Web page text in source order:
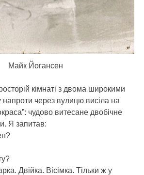
Майк Йогансен
кімнаті з двома широкими
напроти через вулицю висіла на
чудово витесане двобічне
Я запитав:
Двійка. Вісімка. Тільки ж у